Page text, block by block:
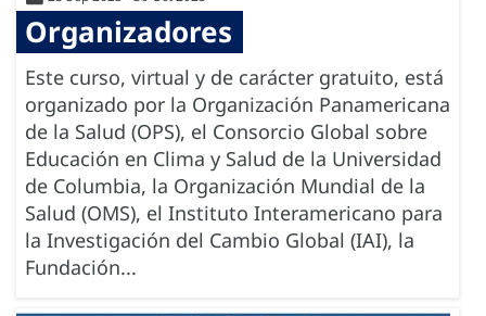
Organizadores
Este curso, virtual y de carácter gratuito, está
organizado por la Organización Panamericana
de la Salud (OPS), el Consorcio Global sobre
Educación en Clima y Salud de la Universidad
de Columbia, la Organización Mundial de la
Salud (OMS), el Instituto Interamericano para
la Investigación del Cambio Global (IAI), la
Fundación...